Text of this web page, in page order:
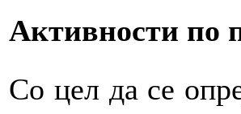
Активности по
Со цел да се